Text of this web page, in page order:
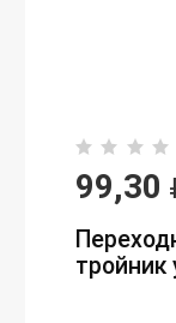
99,30
тройник